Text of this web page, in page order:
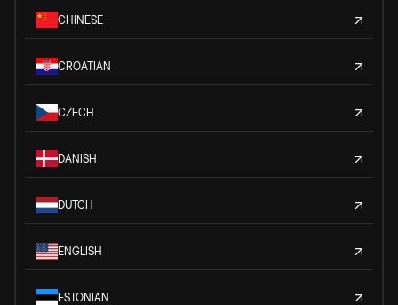
CHINESE
CROATIAN
CZECH
DANISH
DUTCH
ENGLISH
ESTONIAN